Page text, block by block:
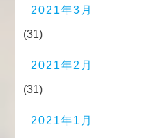
2021年3月
(31)
2021年2月
(31)
2021年1月